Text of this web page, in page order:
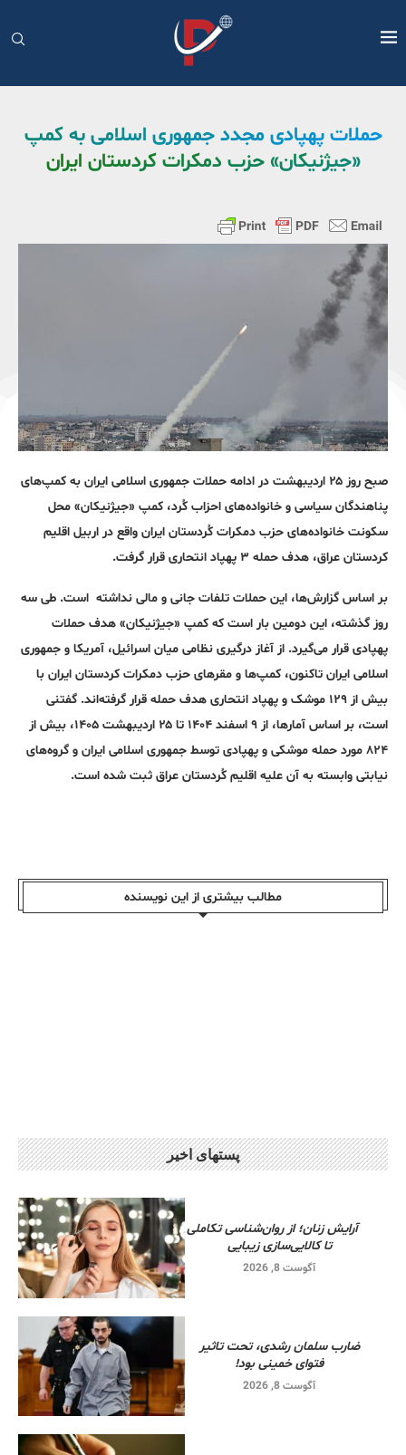
حملات پهپادی مجدد جمهوری اسلامی به کمپ
«جیژنیکان» حزب دمکرات کردستان ایران
صبح روز ۲۵ اردیبهشت در ادامه حملات جمهوری اسلامی ایران به کمپ‌های
پناهندگان سیاسی و خانواده‌های احزاب کُرد، کمپ «جیژنیکان» محل
سکونت خانواده‌های حزب دمکرات کُردستان ایران واقع در اربیل اقلیم
کردستان عراق، هدف حمله ۳ پهپاد انتحاری قرار گرفت.
بر اساس گزارش‌ها، این حملات تلفات جانی و مالی نداشته است. طی سه
روز گذشته، این دومین بار است که کمپ «جیژنیکان» هدف حملات
پهپادی قرار می‌گیرد. از آغاز درگیری نظامی میان اسرائیل، آمریکا و جمهوری
اسلامی ایران تاکنون، کمپ‌ها و مقرهای حزب دمکرات کردستان ایران با
بیش از ۱۲۹ موشک و پهپاد انتحاری هدف حمله قرار گرفته‌اند. گفتنی
است، بر اساس آمارها، از ۹ اسفند ۱۴۰۴ تا ۲۵ اردیبهشت ۱۴۰۵، بیش از
۸۲۴ مورد حمله موشکی و پهپادی توسط جمهوری اسلامی ایران و گروه‌های
نیابتی وابسته به آن علیه اقلیم کُردستان عراق ثبت شده است.
مطالب بیشتری از این نویسندە
پستهای اخیر
آرایش زنان؛ از روان‌شناسی تکاملی
تا کالایی‌سازی زیبایی
آگوست 8, 2026
ضارب سلمان رشدی، تحت تاثیر
فتوای خمینی بود!
آگوست 8, 2026